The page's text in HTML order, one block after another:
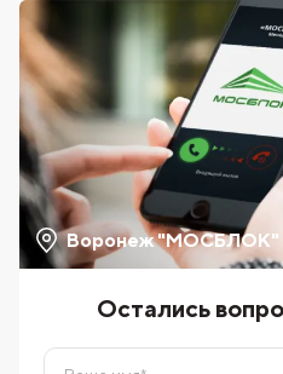
Воронеж "МОСБЛОК"
Остались